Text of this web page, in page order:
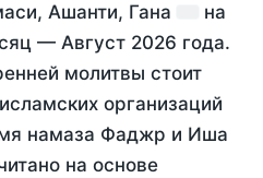
Ашанти, Гана
на
— Август 2026 года.
молитвы стоит
организаций
намаза Фаджр и Иша
на основе